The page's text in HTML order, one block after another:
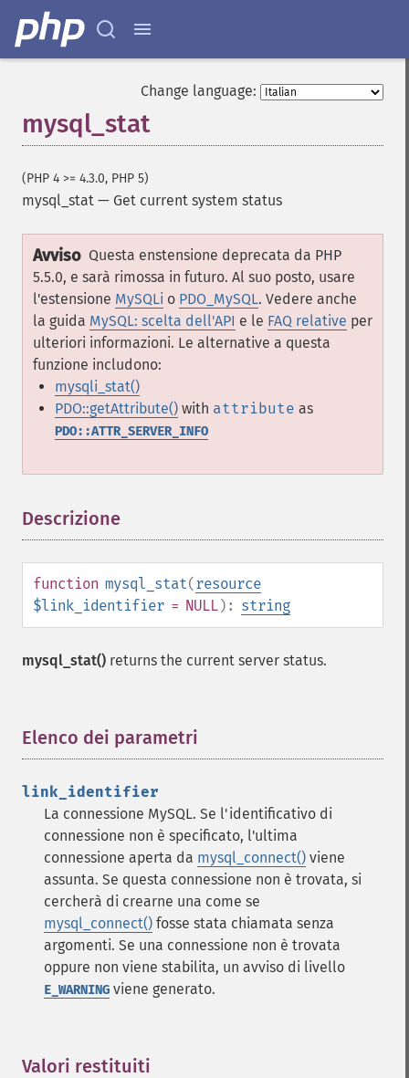
Change language:
mysql_stat
(PHP 4 >= 4.3.0, PHP 5)
mysql_stat — Get current system status
Avviso Questa enstensione deprecata da PHP
5.5.0, e sarà rimossa in futuro. Al suo posto, usare
l'estensione MySQLi o PDO_MySQL. Vedere anche
la guida MySQL: scelta dell'API e le FAQ relative per
ulteriori informazioni. Le alternative a questa
funzione includono:
mysqli_stat()
PDO::getAttribute() with attribute as
PDO::ATTR_SERVER_INFO
Descrizione
function mysql_stat(resource
$link_identifier = NULL): string
mysql_stat() returns the current server status.
Elenco dei parametri
link_identifier
La connessione MySQL. Se l'identificativo di
connessione non è specificato, l'ultima
connessione aperta da mysql_connect() viene
assunta. Se questa connessione non è trovata, si
cercherà di crearne una come se
mysql_connect() fosse stata chiamata senza
argomenti. Se una connessione non è trovata
oppure non viene stabilita, un avviso di livello
E_WARNING viene generato.
Valori restituiti